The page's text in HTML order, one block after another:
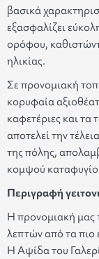
βασικά
εξασφαλίζει
ορόφου,
ηλικίας.
Σε προνομιακή
κορυφαία
καφετέριες και
αποτελεί την
της πόλης,
κομψού
Περιγραφή
Η προνομιακή μας
λεπτών από τα πιο
Η Αψίδα του